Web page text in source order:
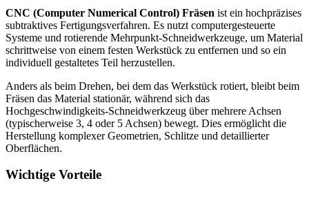
CNC (Computer Numerical Control) Fräsen ist ein hochpräzises
subtraktives Fertigungsverfahren. Es nutzt computergesteuerte
Systeme und rotierende Mehrpunkt-Schneidwerkzeuge, um Material
schrittweise von einem festen Werkstück zu entfernen und so ein
individuell gestaltetes Teil herzustellen.
Anders als beim Drehen, bei dem das Werkstück rotiert, bleibt beim
Fräsen das Material stationär, während sich das
Hochgeschwindigkeits-Schneidwerkzeug über mehrere Achsen
(typischerweise 3, 4 oder 5 Achsen) bewegt. Dies ermöglicht die
Herstellung komplexer Geometrien, Schlitze und detaillierter
Oberflächen.
Wichtige Vorteile